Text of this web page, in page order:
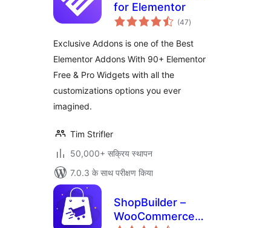
for Elementor
(47कुल
दर)
Exclusive Addons is one of the Best
Elementor Addons With 90+ Elementor
Free & Pro Widgets with all the
customizations options you ever
imagined.
Tim Strifler
50,000+ सक्रिय स्थापन
7.0.3 के साथ परीक्षण किया
ShopBuilder –
WooCommerce